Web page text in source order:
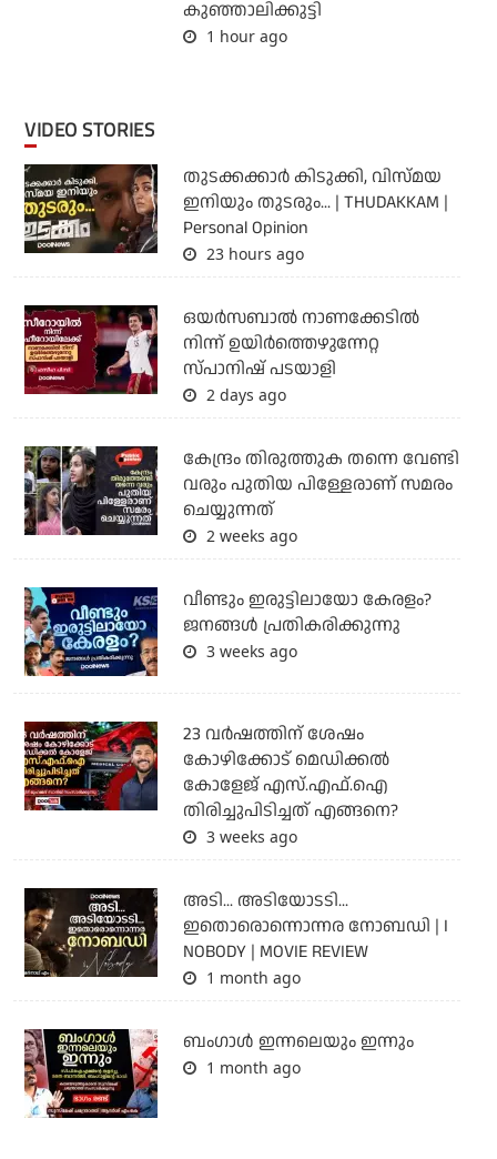
കുഞ്ഞാലിക്കുട്ടി
1 hour ago
VIDEO STORIES
തുടക്കക്കാര്‍ കിടുക്കി, വിസ്മയ
ഇനിയും തുടരും... | THUDAKKAM |
Personal Opinion
23 hours ago
ഒയര്‍സബാൽ നാണക്കേടിൽ
നിന്ന് ഉയിർത്തെഴുന്നേറ്റ
സ്പാനിഷ് പടയാളി
2 days ago
കേന്ദ്രം തിരുത്തുക തന്നെ വേണ്ടി
വരും പുതിയ പിള്ളേരാണ് സമരം
ചെയ്യുന്നത്
2 weeks ago
വീണ്ടും ഇരുട്ടിലായോ കേരളം?
ജനങ്ങൾ പ്രതികരിക്കുന്നു
3 weeks ago
23 വർഷത്തിന് ശേഷം
കോഴിക്കോട് മെഡിക്കൽ
കോളേജ് എസ്.എഫ്.ഐ
തിരിച്ചുപിടിച്ചത് എങ്ങനെ?
3 weeks ago
അടി... അടിയോടടി...
ഇതൊരൊന്നൊന്നര നോബഡി | I
NOBODY | MOVIE REVIEW
1 month ago
ബംഗാള്‍ ഇന്നലെയും ഇന്നും
1 month ago